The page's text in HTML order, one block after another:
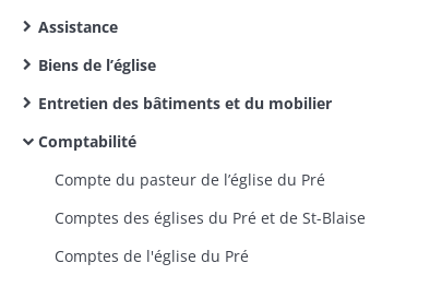
Assistance
Biens de l’église
Entretien des bâtiments et du mobilier
Comptabilité
Compte du pasteur de l’église du Pré
Comptes des églises du Pré et de St-Blaise
Comptes de l'église du Pré